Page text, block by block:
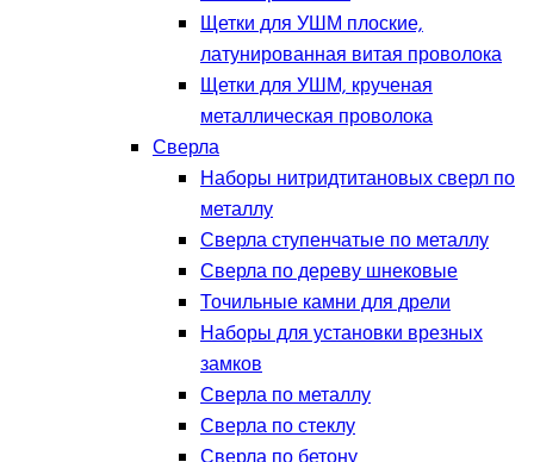
Щетки для УШМ плоские,
латунированная витая проволока
Щетки для УШМ, крученая
металлическая проволока
Сверла
Наборы нитридтитановых сверл по
металлу
Сверла ступенчатые по металлу
Сверла по дереву шнековые
Точильные камни для дрели
Наборы для установки врезных
замков
Сверла по металлу
Сверла по стеклу